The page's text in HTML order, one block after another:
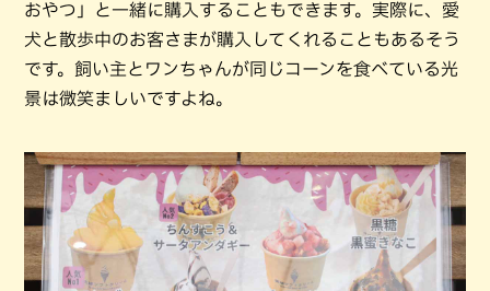
おやつ」と一緒に購入することもできます。実際に、愛
犬と散歩中のお客さまが購入してくれることもあるそう
です。飼い主とワンちゃんが同じコーンを食べている光
景は微笑ましいですよね。